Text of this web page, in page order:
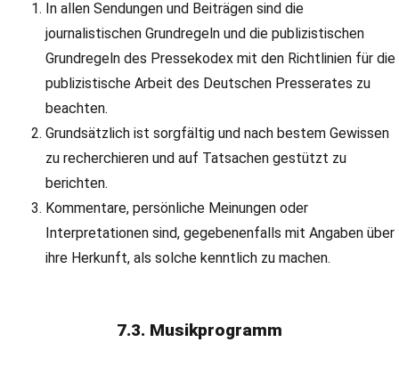
In allen Sendungen und Beiträgen sind die
journalistischen Grundregeln und die publizistischen
Grundregeln des Pressekodex mit den Richtlinien für die
publizistische Arbeit des Deutschen Presserates zu
beachten.
Grundsätzlich ist sorgfältig und nach bestem Gewissen
zu recherchieren und auf Tatsachen gestützt zu
berichten.
Kommentare, persönliche Meinungen oder
Interpretationen sind, gegebenenfalls mit Angaben über
ihre Herkunft, als solche kenntlich zu machen.
7.3. Musikprogramm